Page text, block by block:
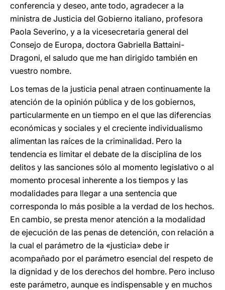
conferencia y deseo, ante todo, agradecer a la
ministra de Justicia del Gobierno italiano, profesora
Paola Severino, y a la vicesecretaria general del
Consejo de Europa, doctora Gabriella Battaini-
Dragoni, el saludo que me han dirigido también en
vuestro nombre.
Los temas de la justicia penal atraen continuamente la
atención de la opinión pública y de los gobiernos,
particularmente en un tiempo en el que las diferencias
económicas y sociales y el creciente individualismo
alimentan las raíces de la criminalidad. Pero la
tendencia es limitar el debate de la disciplina de los
delitos y las sanciones sólo al momento legislativo o al
momento procesal inherente a los tiempos y las
modalidades para llegar a una sentencia que
corresponda lo más posible a la verdad de los hechos.
En cambio, se presta menor atención a la modalidad
de ejecución de las penas de detención, con relación a
la cual el parámetro de la «justicia» debe ir
acompañado por el parámetro esencial del respeto de
la dignidad y de los derechos del hombre. Pero incluso
este parámetro, aunque es indispensable y en muchos